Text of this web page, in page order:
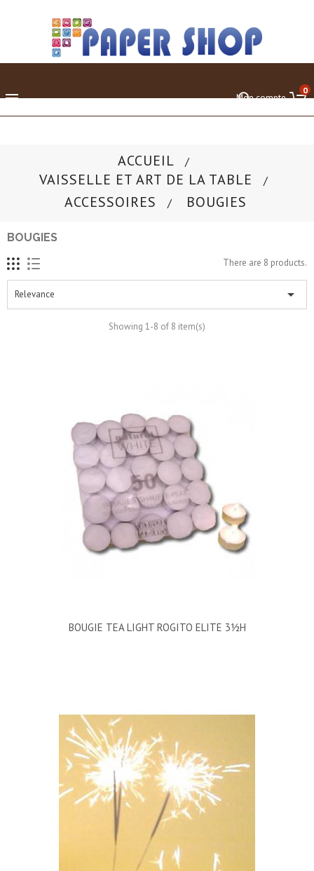
 0
Mon compte
ACCUEIL
VAISSELLE ET ART DE LA TABLE
ACCESSOIRES
BOUGIES
BOUGIES
There are 8 products.
Relevance 
Showing 1-8 of 8 item(s)
BOUGIE TEA LIGHT ROGITO ELITE 3½h